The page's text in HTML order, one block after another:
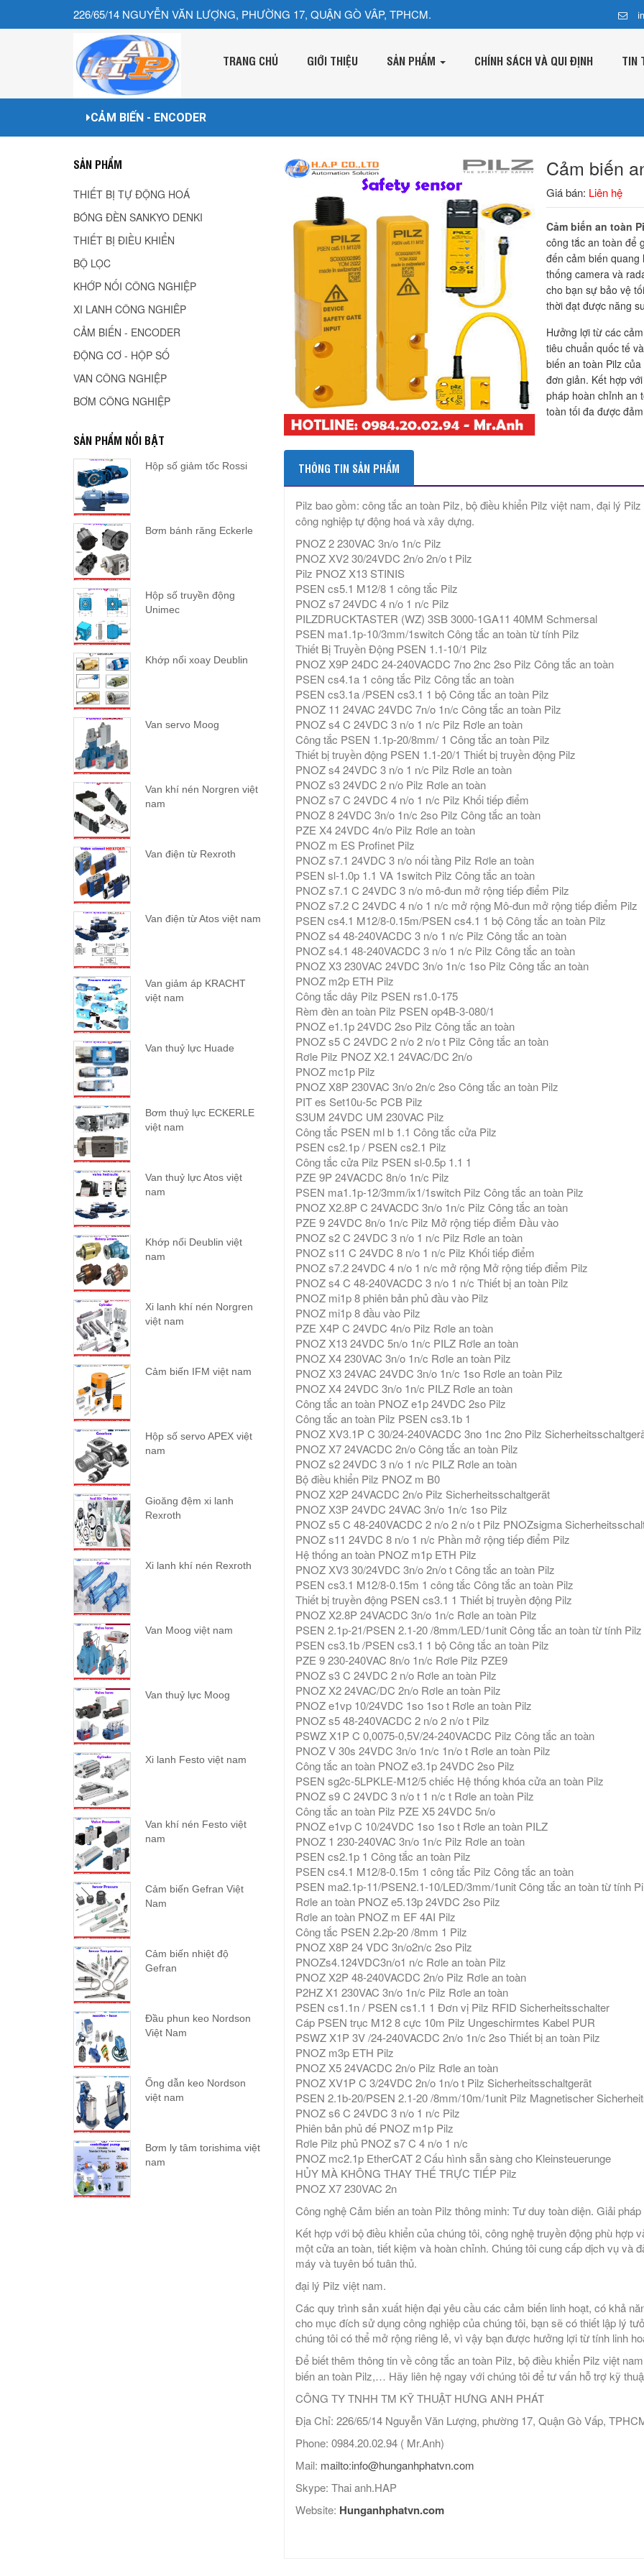
226/65/14 NGUYỄN VĂN LƯỢNG, PHƯỜNG 17, QUẬN GÒ VÂP, TPHCM.
TRANG CHỦ GIỚI THIỆU SẢN PHẨM CHÍNH SÁCH VÀ QUI ĐỊNH TIN
CẢM BIẾN - ENCODER
Cảm biến
Giá bán: Liên hệ
Cảm biến an toàn
công tắc an toàn để
đến cảm biến
thống camera và
cho bạn sự bảo vệ
thời đạt được năng
Hưởng lợi từ các
tiêu chuẩn quốc tế
biến an toàn Pilz
đơn giản. Kết hợp
pháp hoàn chỉnh an
toàn tối đa được
THÔNG TIN SẢN PHẨM
Pilz bao gồm: công tắc an toàn Pilz, bộ điều khiển Pilz việt nam, đại lý
công nghiệp tự động hoá và xây dựng.
PNOZ 2 230VAC 3n/o 1n/c Pilz
PNOZ XV2 30/24VDC 2n/o 2n/o t Pilz
Pilz PNOZ X13 STINIS
PSEN cs5.1 M12/8 1 công tắc Pilz
PNOZ s7 24VDC 4 n/o 1 n/c Pilz
PILZDRUCKTASTER (WZ) 3SB 3000-1GA11 40MM Schmersal
PSEN ma1.1p-10/3mm/1switch Công tắc an toàn từ tính Pilz
Thiết Bị Truyền Động PSEN 1.1-10/1 Pilz
PNOZ X9P 24DC 24-240VACDC 7no 2nc 2so Pilz Công tắc an toàn
PSEN cs4.1a 1 công tắc Pilz Công tắc an toàn
PSEN cs3.1a /PSEN cs3.1 1 bộ Công tắc an toàn Pilz
PNOZ 11 24VAC 24VDC 7n/o 1n/c Công tắc an toàn Pilz
PNOZ s4 C 24VDC 3 n/o 1 n/c Pilz Rơle an toàn
Công tắc PSEN 1.1p-20/8mm/ 1 Công tắc an toàn Pilz
Thiết bị truyền động PSEN 1.1-20/1 Thiết bị truyền động Pilz
PNOZ s4 24VDC 3 n/o 1 n/c Pilz Rơle an toàn
PNOZ s3 24VDC 2 n/o Pilz Rơle an toàn
PNOZ s7 C 24VDC 4 n/o 1 n/c Pilz Khối tiếp điểm
PNOZ 8 24VDC 3n/o 1n/c 2so Pilz Công tắc an toàn
PZE X4 24VDC 4n/o Pilz Rơle an toàn
PNOZ m ES Profinet Pilz
PNOZ s7.1 24VDC 3 n/o nối tầng Pilz Rơle an toàn
PSEN sl-1.0p 1.1 VA 1switch Pilz Công tắc an toàn
PNOZ s7.1 C 24VDC 3 n/o mô-đun mở rộng tiếp điểm Pilz
PNOZ s7.2 C 24VDC 4 n/o 1 n/c mở rộng Mô-đun mở rộng tiếp điểm Pilz
PSEN cs4.1 M12/8-0.15m/PSEN cs4.1 1 bộ Công tắc an toàn Pilz
PNOZ s4 48-240VACDC 3 n/o 1 n/c Pilz Công tắc an toàn
PNOZ s4.1 48-240VACDC 3 n/o 1 n/c Pilz Công tắc an toàn
PNOZ X3 230VAC 24VDC 3n/o 1n/c 1so Pilz Công tắc an toàn
PNOZ m2p ETH Pilz
Công tắc dây Pilz PSEN rs1.0-175
Rèm đèn an toàn Pilz PSEN op4B-3-080/1
PNOZ e1.1p 24VDC 2so Pilz Công tắc an toàn
PNOZ s5 C 24VDC 2 n/o 2 n/o t Pilz Công tắc an toàn
Rơle Pilz PNOZ X2.1 24VAC/DC 2n/o
PNOZ mc1p Pilz
PNOZ X8P 230VAC 3n/o 2n/c 2so Công tắc an toàn Pilz
PIT es Set10u-5c PCB Pilz
S3UM 24VDC UM 230VAC Pilz
Công tắc PSEN ml b 1.1 Công tắc cửa Pilz
PSEN cs2.1p / PSEN cs2.1 Pilz
Công tắc cửa Pilz PSEN sl-0.5p 1.1 1
PZE 9P 24VACDC 8n/o 1n/c Pilz
PSEN ma1.1p-12/3mm/ix1/1switch Pilz Công tắc an toàn Pilz
PNOZ X2.8P C 24VACDC 3n/o 1n/c Pilz Công tắc an toàn
PZE 9 24VDC 8n/o 1n/c Pilz Mở rộng tiếp điểm Đầu vào
PNOZ s2 C 24VDC 3 n/o 1 n/c Pilz Rơle an toàn
PNOZ s11 C 24VDC 8 n/o 1 n/c Pilz Khối tiếp điểm
PNOZ s7.2 24VDC 4 n/o 1 n/c mở rộng Mở rộng tiếp điểm Pilz
PNOZ s4 C 48-240VACDC 3 n/o 1 n/c Thiết bị an toàn Pilz
PNOZ mi1p 8 phiên bản phủ đầu vào Pilz
PNOZ mi1p 8 đầu vào Pilz
PZE X4P C 24VDC 4n/o Pilz Rơle an toàn
PNOZ X13 24VDC 5n/o 1n/c PILZ Rơle an toàn
PNOZ X4 230VAC 3n/o 1n/c Rơle an toàn Pilz
PNOZ X3 24VAC 24VDC 3n/o 1n/c 1so Rơle an toàn Pilz
PNOZ X4 24VDC 3n/o 1n/c PILZ Rơle an toàn
Công tắc an toàn PNOZ e1p 24VDC 2so Pilz
Công tắc an toàn Pilz PSEN cs3.1b 1
PNOZ XV3.1P C 30/24-240VACDC 3no 1nc 2no Pilz
PNOZ X7 24VACDC 2n/o Công tắc an toàn Pilz
PNOZ s2 24VDC 3 n/o 1 n/c PILZ Rơle an toàn
Bộ điều khiển Pilz PNOZ m B0
PNOZ X2P 24VACDC 2n/o Pilz Sicherheitsschaltgerät
PNOZ X3P 24VDC 24VAC 3n/o 1n/c 1so Pilz
PNOZ s5 C 48-240VACDC 2 n/o 2 n/o t Pilz PNOZsigma
PNOZ s11 24VDC 8 n/o 1 n/c Phần mở rộng tiếp điểm Pilz
Hệ thống an toàn PNOZ m1p ETH Pilz
PNOZ XV3 30/24VDC 3n/o 2n/o t Công tắc an toàn Pilz
PSEN cs3.1 M12/8-0.15m 1 công tắc Công tắc an toàn Pilz
Thiết bị truyền động PSEN cs3.1 1 Thiết bị truyền động Pilz
PNOZ X2.8P 24VACDC 3n/o 1n/c Rơle an toàn Pilz
PSEN 2.1p-21/PSEN 2.1-20 /8mm/LED/1unit Công tắc an toàn từ tính Pilz
PSEN cs3.1b /PSEN cs3.1 1 bộ Công tắc an toàn Pilz
PZE 9 230-240VAC 8n/o 1n/c Rơle Pilz PZE9
PNOZ s3 C 24VDC 2 n/o Rơle an toàn Pilz
PNOZ X2 24VAC/DC 2n/o Rơle an toàn Pilz
PNOZ e1vp 10/24VDC 1so 1so t Rơle an toàn Pilz
PNOZ s5 48-240VACDC 2 n/o 2 n/o t Pilz
PSWZ X1P C 0,0075-0,5V/24-240VACDC Pilz Công tắc an toàn
PNOZ V 30s 24VDC 3n/o 1n/c 1n/o t Rơle an toàn Pilz
Công tắc an toàn PNOZ e3.1p 24VDC 2so Pilz
PSEN sg2c-5LPKLE-M12/5 chiếc Hệ thống khóa cửa an toàn Pilz
PNOZ s9 C 24VDC 3 n/o t 1 n/c t Rơle an toàn Pilz
Công tắc an toàn Pilz PZE X5 24VDC 5n/o
PNOZ e1vp C 10/24VDC 1so 1so t Rơle an toàn PILZ
PNOZ 1 230-240VAC 3n/o 1n/c Pilz Rơle an toàn
PSEN cs2.1p 1 Công tắc an toàn Pilz
PSEN cs4.1 M12/8-0.15m 1 công tắc Pilz Công tắc an toàn
PSEN ma2.1p-11/PSEN2.1-10/LED/3mm/1unit Công tắc an toàn từ tính
Rơle an toàn PNOZ e5.13p 24VDC 2so Pilz
Rơle an toàn PNOZ m EF 4AI Pilz
Công tắc PSEN 2.2p-20 /8mm 1 Pilz
PNOZ X8P 24 VDC 3n/o2n/c 2so Pilz
PNOZs4.124VDC3n/o1 n/c Rơle an toàn Pilz
PNOZ X2P 48-240VACDC 2n/o Pilz Rơle an toàn
P2HZ X1 230VAC 3n/o 1n/c Pilz Rơle an toàn
PSEN cs1.1n / PSEN cs1.1 1 Đơn vị Pilz RFID Sicherheitsschalter
Cáp PSEN trục M12 8 cực 10m Pilz Ungeschirmtes Kabel PUR
PSWZ X1P 3V /24-240VACDC 2n/o 1n/c 2so Thiết bị an toàn Pilz
PNOZ m3p ETH Pilz
PNOZ X5 24VACDC 2n/o Pilz Rơle an toàn
PNOZ XV1P C 3/24VDC 2n/o 1n/o t Pilz Sicherheitsschaltgerät
PSEN 2.1b-20/PSEN 2.1-20 /8mm/10m/1unit Pilz Magnetischer
PNOZ s6 C 24VDC 3 n/o 1 n/c Pilz
Phiên bản phủ đế PNOZ m1p Pilz
Rơle Pilz phủ PNOZ s7 C 4 n/o 1 n/c
PNOZ mc2.1p EtherCAT 2 Cấu hình sẵn sàng cho Kleinsteuerunge
HỦY MÀ KHÔNG THAY THẾ TRỰC TIẾP Pilz
PNOZ X7 230VAC 2n
Công nghệ Cảm biến an toàn Pilz thông minh: Tư duy toàn diện. Giải
Kết hợp với bộ điều khiển của chúng tôi, công nghệ truyền động phù hợp
một cửa an toàn, tiết kiệm và hoàn chỉnh. Chúng tôi cung cấp dịch vụ và
máy và tuyên bố tuân thủ.
đại lý Pilz việt nam.
Các quy trình sản xuất hiện đại yêu cầu các cảm biến linh hoạt, có khả
cho mục đích sử dụng công nghiệp của chúng tôi, bạn sẽ có thiết lập lý
chúng tôi có thể mở rộng riêng lẻ, vì vậy bạn được hưởng lợi từ tính linh
Để biết thêm thông tin về công tắc an toàn Pilz, bộ điều khiển Pilz việt
biến an toàn Pilz,… Hãy liên hệ ngay với chúng tôi để tư vấn hỗ trợ kỹ
CÔNG TY TNHH TM KỸ THUẬT HƯNG ANH PHÁT
Địa Chỉ: 226/65/14 Nguyễn Văn Lượng, phường 17, Quận Gò Vấp,
Phone: 0984.20.02.94 ( Mr.Anh)
Mail: mailto:info@hunganhphatvn.com
Skype: Thai anh.HAP
Website: Hunganhphatvn.com
SẢN PHẨM
THIẾT BỊ TỰ ĐỘNG HOÁ
BÓNG ĐÈN SANKYO DENKI
THIẾT BỊ ĐIỀU KHIỂN
BỘ LỌC
KHỚP NỐI CÔNG NGHIỆP
XI LANH CÔNG NGHIÊP
CẢM BIẾN - ENCODER
ĐỘNG CƠ - HỘP SỐ
VAN CÔNG NGHIỆP
BƠM CÔNG NGHIỆP
SẢN PHẨM NỔI BẬT
Hộp số giảm tốc Rossi
Bơm bánh răng Eckerle
Hộp số truyền động
Unimec
Khớp nối xoay Deublin
Van servo Moog
Van khí nén Norgren việt
nam
Van điện từ Rexroth
Van điện từ Atos việt nam
Van giảm áp KRACHT
việt nam
Van thuỷ lực Huade
Bơm thuỷ lực ECKERLE
việt nam
Van thuỷ lực Atos việt
nam
Khớp nối Deublin việt
nam
Xi lanh khí nén Norgren
việt nam
Cảm biến IFM việt nam
Hộp số servo APEX việt
nam
Gioăng đệm xi lanh
Rexroth
Xi lanh khí nén Rexroth
Van Moog việt nam
Van thuỷ lực Moog
Xi lanh Festo việt nam
Van khí nén Festo việt
nam
Cảm biến Gefran Việt
Nam
Cảm biến nhiệt độ
Gefran
Đầu phun keo Nordson
Việt Nam
Ống dẫn keo Nordson
việt nam
Bơm ly tâm torishima việt
nam